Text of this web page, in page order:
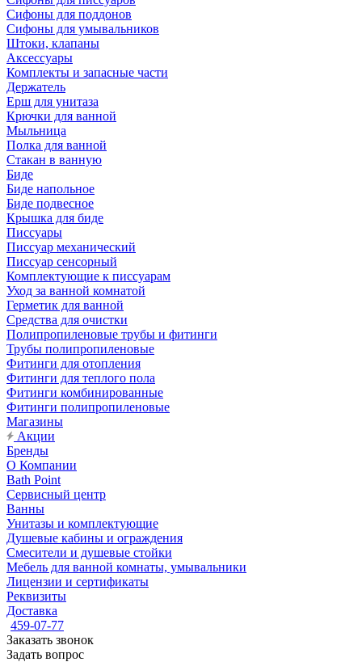
Сифоны для поддонов
Сифоны для умывальников
Штоки, клапаны
Аксессуары
Комплекты и запасные части
Держатель
Ерш для унитаза
Крючки для ванной
Мыльница
Полка для ванной
Стакан в ванную
Биде
Биде напольное
Биде подвесное
Крышка для биде
Писсуары
Писсуар механический
Писсуар сенсорный
Комплектующие к писсуарам
Уход за ванной комнатой
Герметик для ванной
Средства для очистки
Полипропиленовые трубы и фитинги
Трубы полипропиленовые
Фитинги для отопления
Фитинги для теплого пола
Фитинги комбинированные
Фитинги полипропиленовые
Магазины
Акции
Бренды
О Компании
Bath Point
Сервисный центр
Ванны
Унитазы и комплектующие
Душевые кабины и ограждения
Смесители и душевые стойки
Мебель для ванной комнаты, умывальники
Лицензии и сертификаты
Реквизиты
Доставка
459-07-77
Заказать звонок
Задать вопрос